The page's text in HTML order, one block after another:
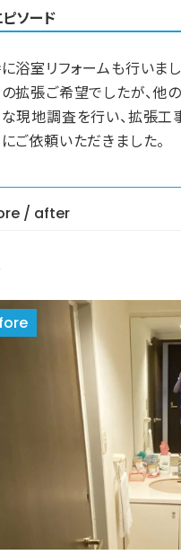
ソード
浴室リフォームも行いまし
拡張ご希望でしたが、他
現地調査を行い、拡張工
ご依頼いただきました。
/ after